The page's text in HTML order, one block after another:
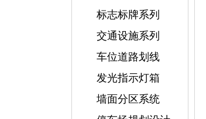
标志标牌系列
交通设施系列
车位道路划线
发光指示灯箱
墙面分区系统